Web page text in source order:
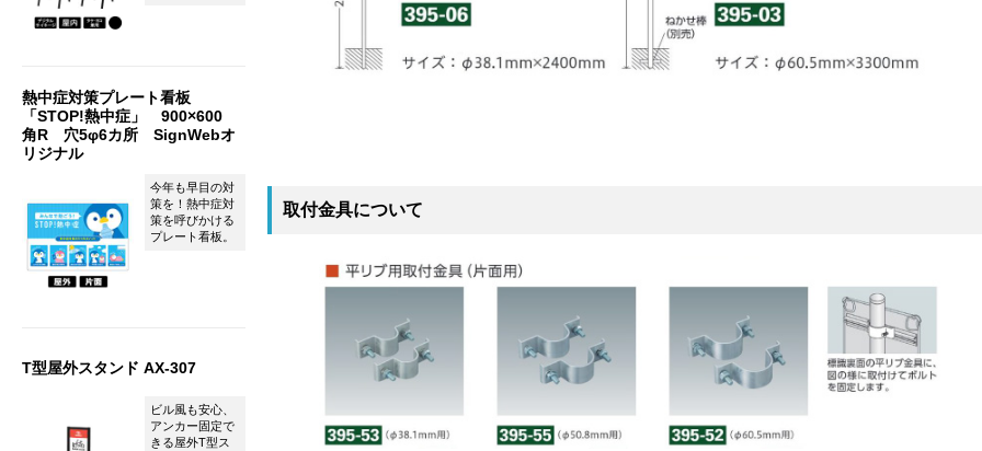
取付金具について
熱中症対策プレート看板
「STOP!熱中症」 900×600
角R 穴5φ6カ所 SignWebオ
リジナル
今年も早目の対
策を！熱中症対
策を呼びかける
プレート看板。
T型屋外スタンド AX-307
ビル風も安心、
アンカー固定で
きる屋外T型ス